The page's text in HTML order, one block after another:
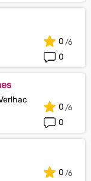
0
0
0
0
0